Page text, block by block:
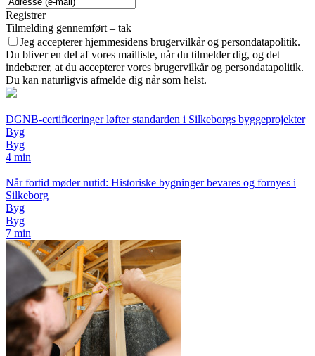
Registrer
Tilmelding gennemført – tak
Jeg accepterer hjemmesidens brugervilkår og persondatapolitik.
Du bliver en del af vores mailliste, når du tilmelder dig, og det
indebærer, at du accepterer vores brugervilkår og persondatapolitik.
Du kan naturligvis afmelde dig når som helst.
DGNB-certificeringer løfter standarden i Silkeborgs byggeprojekter
Byg
Byg
4 min
Når fortid møder nutid: Historiske bygninger bevares og fornyes i
Silkeborg
Byg
Byg
7 min